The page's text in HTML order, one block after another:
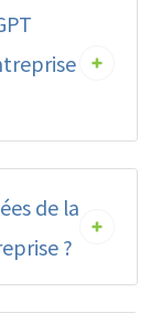
de la
?